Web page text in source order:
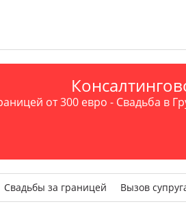
от 300 евро - Свадьба в
Свадьбы за границей Вызов